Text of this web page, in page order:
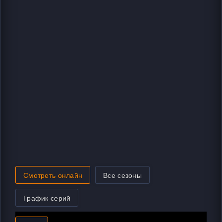
Смотреть онлайн Все сезоны
График серий